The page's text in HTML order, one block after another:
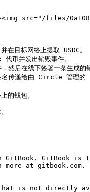
src="/files/
目标网络上提取 USDC。
币并发出销毁事件。
后在线下签署一条生成的
名传递给由 Circle 管理的
的钱包。
GitBook is
at gitbook.com.
is not directly